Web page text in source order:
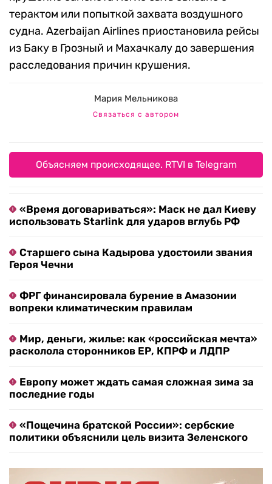
терактом или попыткой захвата воздушного
судна. Azerbaijan Airlines приостановила рейсы
из Баку в Грозный и Махачкалу до завершения
расследования причин крушения.
Мария Мельникова
Связаться с автором
Объясняем происходящее. RTVI в Telegram
«Время договариваться»: Маск не дал Киеву
использовать Starlink для ударов вглубь РФ
Старшего сына Кадырова удостоили звания
Героя Чечни
ФРГ финансировала бурение в Амазонии
вопреки климатическим правилам
Мир, деньги, жилье: как «российская мечта»
расколола сторонников ЕР, КПРФ и ЛДПР
Европу может ждать самая сложная зима за
последние годы
«Пощечина братской России»: сербские
политики объяснили цель визита Зеленского